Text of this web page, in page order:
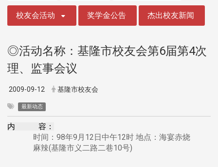
校友会活动 奖学金公告 杰出校友新闻
◎活动名称：基隆市校友会第6届第4次
理、监事会议
2009-09-12 基隆市校友会
最新动态
内 容：
时间：98年9月12日中午12时 地点：海宴赤烧
麻辣(基隆市义二路二巷10号)